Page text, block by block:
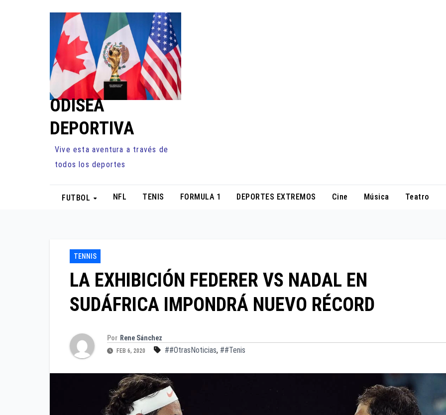
ODISEA
DEPORTIVA
Vive esta aventura a través de
todos los deportes
FUTBOL NFL TENIS FORMULA 1 DEPORTES EXTREMOS Cine Música Teatro
TENNIS
LA EXHIBICIÓN FEDERER VS NADAL EN
SUDÁFRICA IMPONDRÁ NUEVO RÉCORD
Por Rene Sánchez
FEB 6, 2020 ##OtrasNoticias, ##Tenis